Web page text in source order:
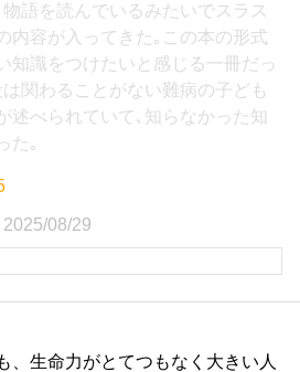
語を読んでいるみたいでスラス
内容が入ってきた｡この本の形式
知識をつけたいと感じる一冊だっ
関わることがない難病の子ども
述べられていて､知らなかった知
た｡
2025/08/29
、生命力がとてつもなく大きい人